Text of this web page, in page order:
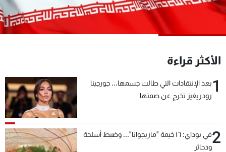
الأكثر قراءة
1بعد الإنتقادات التي طالت جسمها... جورجينا
رودريغيز تخرج عن صمتها
2
في بوداي: ١٦ خيمة "ماريجوانا"... وضبط أسلحة
وذخائر
جدول البرامج
الترددات
عن MTV
لاعلاناتكم
شروط الإسـتخدام
سياسة الخصوصية